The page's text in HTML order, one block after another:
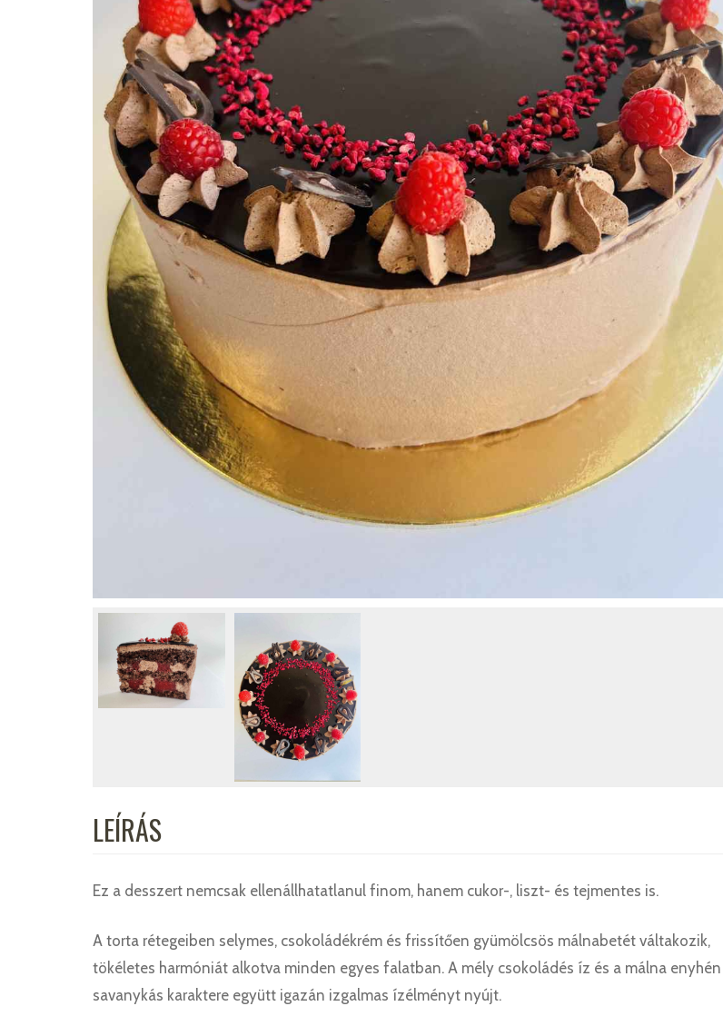
LEÍRÁS
Ez a desszert nemcsak ellenállhatatlanul finom, hanem cukor-, liszt- és tejmentes is.
A torta rétegeiben selymes, csokoládékrém és frissítően gyümölcsös málnabetét váltakozik,
tökéletes harmóniát alkotva minden egyes falatban. A mély csokoládés íz és a málna enyhén
savanykás karaktere együtt igazán izgalmas ízélményt nyújt.